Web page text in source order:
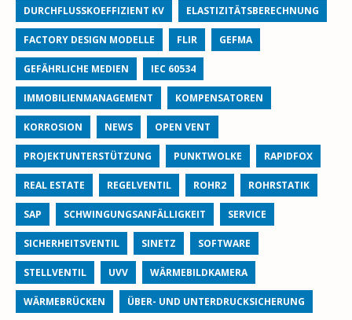
DURCHFLUSSKOEFFIZIENT KV ELASTIZITÄTSBERECHNUNG
FACTORY DESIGN MODELLE FLIR GEFMA
GEFÄHRLICHE MEDIEN IEC 60534
IMMOBILIENMANAGEMENT KOMPENSATOREN
KORROSION NEWS OPEN VENT
PROJEKTUNTERSTÜTZUNG PUNKTWOLKE RAPIDFOX
REAL ESTATE REGELVENTIL ROHR2 ROHRSTATIK
SAP SCHWINGUNGSANFÄLLIGKEIT SERVICE
SICHERHEITSVENTIL SINETZ SOFTWARE
STELLVENTIL UVV WÄRMEBILDKAMERA
WÄRMEBRÜCKEN ÜBER- UND UNTERDRUCKSICHERUNG